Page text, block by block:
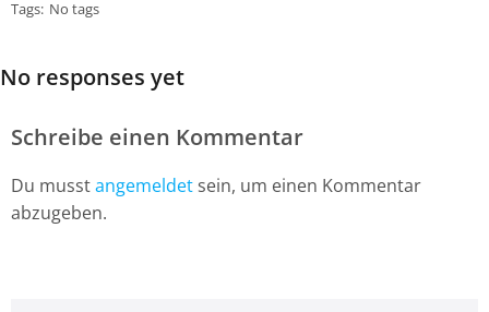
Tags: No tags
No responses yet
Schreibe einen Kommentar
Du musstangemeldet sein, um einen Kommentar
abzugeben.